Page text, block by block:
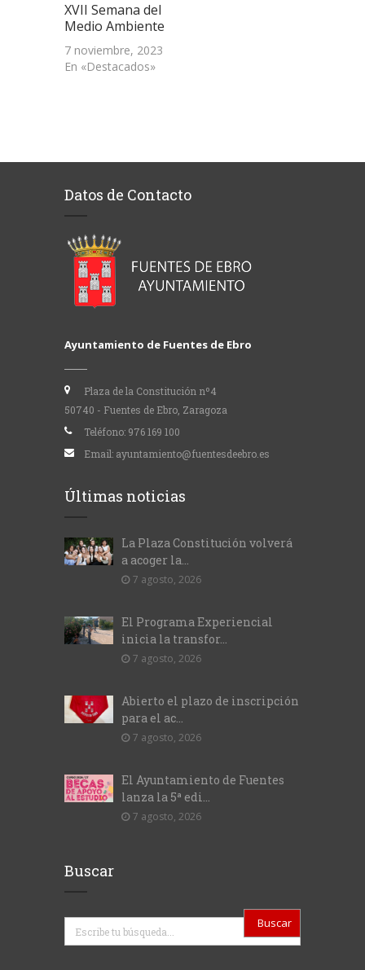
XVII Semana del
Medio Ambiente
7 noviembre, 2023
En «Destacados»
Datos de Contacto
Ayuntamiento de Fuentes de Ebro
Plaza de la Constitución nº4
50740 - Fuentes de Ebro, Zaragoza
Teléfono: 976 169 100
Email: ayuntamiento@fuentesdeebro.es
Últimas noticias
La Plaza Constitución volverá
a acoger la...
7 agosto, 2026
El Programa Experiencial
inicia la transfor...
7 agosto, 2026
Abierto el plazo de inscripción
para el ac...
7 agosto, 2026
El Ayuntamiento de Fuentes
lanza la 5ª edi...
7 agosto, 2026
Buscar
Buscar